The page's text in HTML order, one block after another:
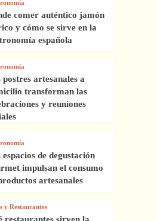
comer auténtico jamón
y cómo se sirve en la
española
postres artesanales a
transforman las
y reuniones
espacios de degustación
impulsan el consumo
artesanales
y Restaurantes